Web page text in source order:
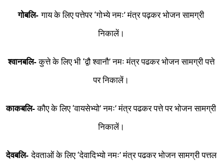
गोबलि-गाय के लिए पत्तेपर ‘गोभ्ये नमः’ मंत्र पढ़कर भोजन सामग्री
निकालें।
श्वानबलि- कुत्ते के लिए भी ‘द्वौ श्वानौ’ नमः मंत्र पढकर भोजन सामग्री पत्ते
पर निकालें।
काकबलि- कौए के लिए ‘वायसेभ्यो’ नमः’ मंत्र पढकर पत्ते पर भोजन सामग्री
निकालें।
देवबलि-देवताओं के लिए ‘देवादिभ्यो नमः’ मंत्र पढकर भोजन सामग्री पत्तल